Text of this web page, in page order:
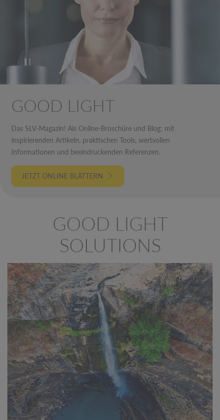
GOOD LIGHT
Das SLV-Magazin! Als Online-Broschüre und Blog: mit
inspirierenden Artikeln, praktischen Tools, wertvollen
Informationen und beeindruckenden Referenzen.
JETZT ONLINE BLÄTTERN
GOOD LIGHT
SOLUTIONS